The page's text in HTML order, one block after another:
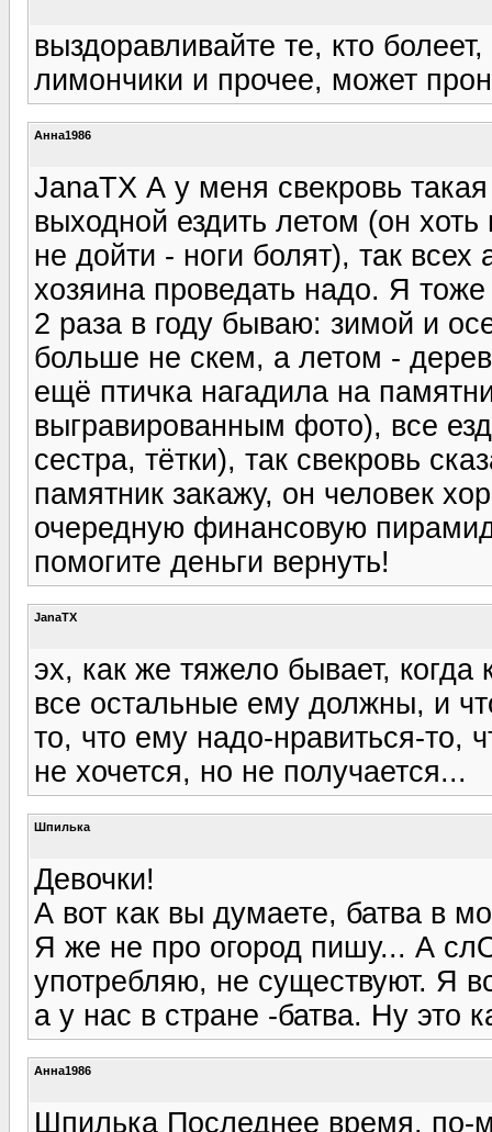
выздоравливайте те, кто
лимончики и прочее, может
Анна1986
JanaTX А у меня свекровь
выходной ездить летом (он
не дойти - ноги болят), так всех
хозяина проведать надо. Я
2 раза в году бываю: зимой и
больше не скем, а летом -
ещё птичка нагадила на
выгравированным фото), все
сестра, тётки), так свекровь
памятник закажу, он человек
очередную финансовую
помогите деньги вернуть!
JanaTX
эх, как же тяжело бывает, когда
все остальные ему должны, и
то, что ему надо-нравиться-то,
не хочется, но не получается...
Шпилька
Девочки!
А вот как вы думаете, батва в
Я же не про огород пишу... А
употребляю, не существуют. Я
а у нас в стране -батва. Ну это
Анна1986
Шпилька Последнее время, по-